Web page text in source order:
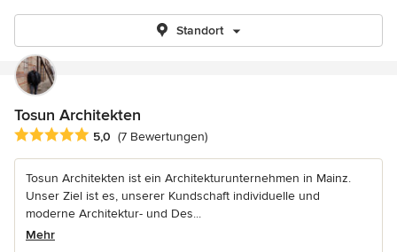
Standort
Tosun Architekten
Durchschnittliche Bewertung: 5 von 5 Sternen
5,0 (7 Bewertungen)
Tosun Architekten ist ein Architekturunternehmen in Mainz.
Unser Ziel ist es, unserer Kundschaft individuelle und
moderne Architektur- und Des...
Mehr